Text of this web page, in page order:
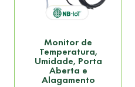
Monitor de
Temperatura,
Umidade, Porta
Aberta e
Alagamento